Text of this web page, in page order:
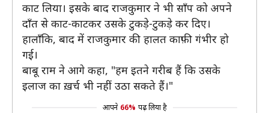
काट लिया। इसके बाद राजकुमार ने भी साँप को अपने
दाँत से काट-काटकर उसके टुकड़े-टुकड़े कर दिए।
हालाँकि, बाद में राजकुमार की हालत काफ़ी गंभीर हो
गई।
बाबू राम ने आगे कहा, "हम इतने गरीब हैं कि उसके
इलाज का ख़र्च भी नहीं उठा सकते हैं।"
आपने 66% पढ़ लिया है